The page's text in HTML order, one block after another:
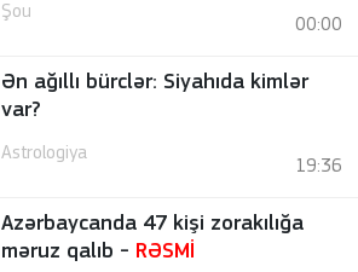
Şou
00:00
Ən ağıllı bürclər: Siyahıda kimlər
var?
Astrologiya
19:36
Azərbaycanda 47 kişi zorakılığa
məruz qalıb - RƏSMİ